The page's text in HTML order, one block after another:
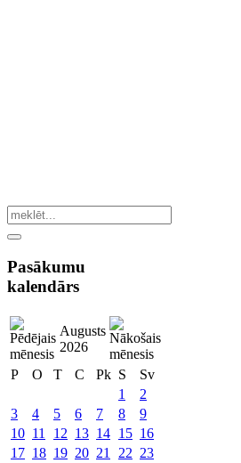
Pasākumu
kalendārs
Augusts
2026
P
O T C Pk S
Sv
1
2
3
4 5 6 7 8
9
10 11 12 13 14 15 16
17 18 19 20 21 22 23